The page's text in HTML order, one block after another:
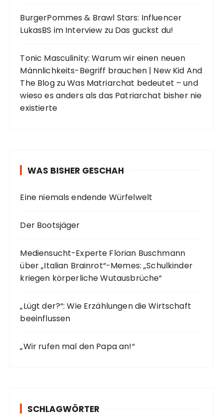
BurgerPommes & Brawl Stars: Influencer
LukasBS im Interview zu Das guckst du!
Tonic Masculinity: Warum wir einen neuen
Männlichkeits-Begriff brauchen | New Kid And
The BlogzuWas Matriarchat bedeutet – und
wieso es anders als das Patriarchat bisher nie
existierte
WAS BISHER GESCHAH
Eine niemals endende Würfelwelt
Der Bootsjäger
Mediensucht-Experte Florian Buschmann
über „Italian Brainrot“-Memes: „Schulkinder
kriegen körperliche Wutausbrüche“
„Lügt der?“: Wie Erzählungen die Wirtschaft
beeinflussen
„Wir rufen mal den Papa an!“
SCHLAGWÖRTER